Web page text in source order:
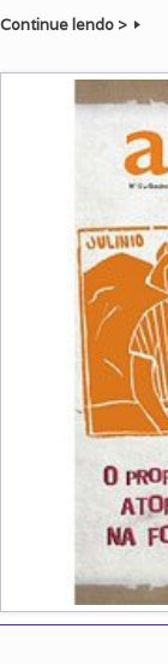
Continue lendo >